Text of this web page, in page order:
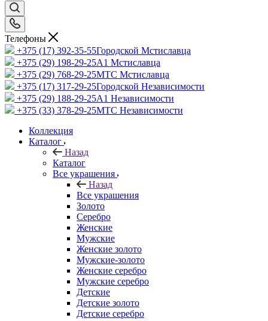
Телефоны
+375 (17) 392-35-55Городской Мстиславца
+375 (29) 198-29-25A1 Мстиславца
+375 (29) 768-29-25МТС Мстиславца
+375 (17) 317-29-25Городской Независимости
+375 (29) 188-29-25A1 Независимости
+375 (33) 378-29-25МТС Независимости
Коллекция
Каталог
Назад
Каталог
Все украшения
Назад
Все украшения
Золото
Серебро
Женские
Мужские
Женские золото
Мужские-золото
Женские серебро
Мужские серебро
Детские
Детские золото
Детские серебро